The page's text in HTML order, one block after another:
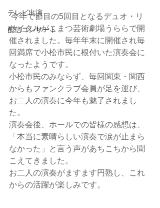
テレビ出演
配信コンサート
今年で節目の5回目となるデュオ・リ
サイタルがこまつ芸術劇場うららで開
催されました。毎年年末に開催され毎
回満席で小松市民に根付いた演奏会に
なったようです。
小松市民のみならず、毎回関東・関西
からもファンクラブ会員が足を運び、
お二人の演奏に今年も魅了されまし
た。
演奏会後、ホールでの皆様の感想は、
「本当に素晴らしい演奏で涙が止まら
なかった」と言う声があちこちから聞
こえてきました。
お二人の演奏がますます円熟し、これ
からの活躍が楽しみです。